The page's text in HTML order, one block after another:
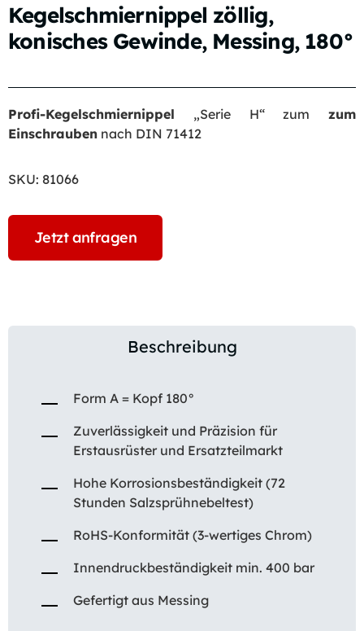
Kegelschmiernippel zöllig,
konisches Gewinde, Messing, 180°
Profi-Kegelschmiernippel „Serie H“ zum zum
Einschrauben nach DIN 71412
SKU: 81066
Jetzt anfragen
Beschreibung
Form A = Kopf 180°
Zuverlässigkeit und Präzision für
Erstausrüster und Ersatzteilmarkt
Hohe Korrosionsbeständigkeit (72
Stunden Salzsprühnebeltest)
RoHS-Konformität (3-wertiges Chrom)
Innendruckbeständigkeit min. 400 bar
Gefertigt aus Messing